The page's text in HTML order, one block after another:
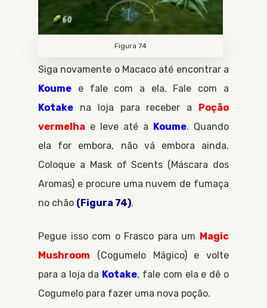
Figura 74
Siga novamente o Macaco até encontrar a
Koume e fale com a ela. Fale com a
Kotake na loja para receber a Poção
vermelha e leve até a Koume. Quando
ela for embora, não vá embora ainda.
Coloque a Mask of Scents
Máscara dos
Aromas e procure uma nuvem de fumaça
no chão (Figura 74).
Pegue isso com o Frasco para um Magic
Mushroom
Cogumelo Mágico e volte
para a loja da Kotake, fale com ela e dê o
Cogumelo para fazer uma nova poção.